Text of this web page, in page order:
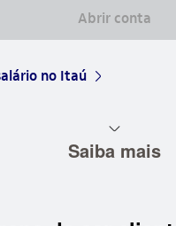
Abrir conta
no Itaú arrow_right_base
seta_baixo
Saiba mais